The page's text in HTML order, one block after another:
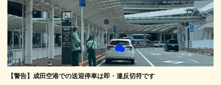
【警告】成田空港での送迎停車は即・違反切符です